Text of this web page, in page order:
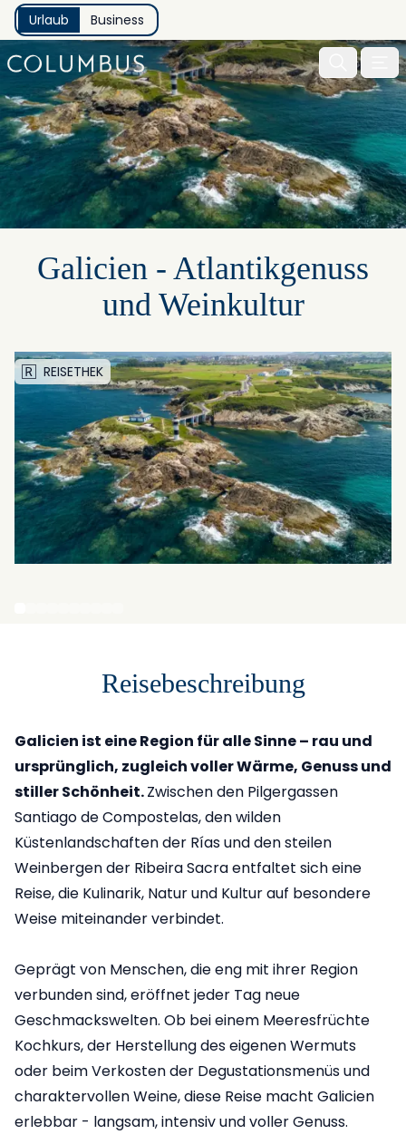
Urlaub Business
Galicien - Atlantikgenuss
und Weinkultur
REISETHEK
Reisebeschreibung
Galicien ist eine Region für alle Sinne – rau und
ursprünglich, zugleich voller Wärme, Genuss und
stiller Schönheit.Zwischen den Pilgergassen
Santiago de Compostelas, den wilden
Küstenlandschaften der Rías und den steilen
Weinbergen der Ribeira Sacra entfaltet sich eine
Reise, die Kulinarik, Natur und Kultur auf besondere
Weise miteinander verbindet.
Geprägt von Menschen, die eng mit ihrer Region
verbunden sind, eröffnet jeder Tag neue
Geschmackswelten. Ob bei einem Meeresfrüchte
Kochkurs, der Herstellung des eigenen Wermuts
oder beim Verkosten der Degustationsmenüs und
charaktervollen Weine, diese Reise macht Galicien
erlebbar - langsam, intensiv und voller Genuss.